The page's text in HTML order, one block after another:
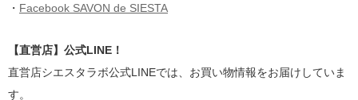
・ Facebook SAVON de SIESTA
【直営店】公式LINE！
直営店シエスタラボ公式LINEでは、お買い物情報をお届けしていま
す。